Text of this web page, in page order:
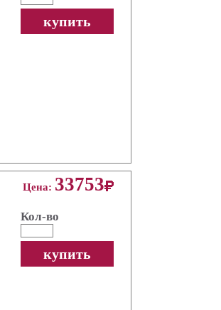
купить
Цена: 33753
Кол-во
купить